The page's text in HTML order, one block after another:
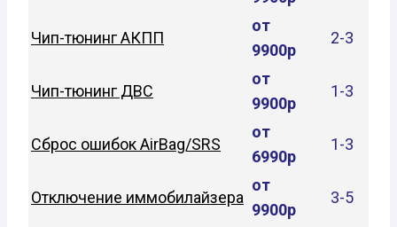
Чип-тюнинг АКПП
от
9900р
2-3
Чип-тюнинг ДВС
от
9900р
1-3
Сброс ошибок AirBag/SRS
от
6990р
1-3
Отключение иммобилайзера
от
9900р
3-5